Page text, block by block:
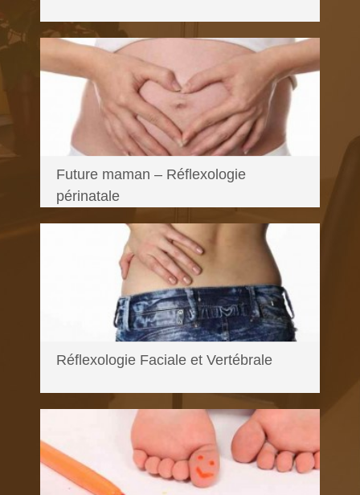
En savoir plus...
Future maman – Réflexologie
périnatale
En savoir plus...
Réflexologie Faciale et Vertébrale
En savoir plus...